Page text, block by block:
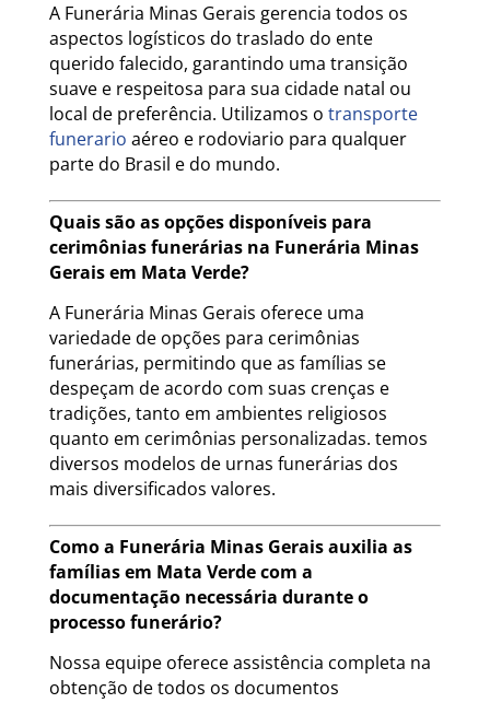
A Funerária Minas Gerais gerencia todos os
aspectos logísticos do traslado do ente
querido falecido, garantindo uma transição
suave e respeitosa para sua cidade natal ou
local de preferência. Utilizamos o transporte
funerario aéreo e rodoviario para qualquer
parte do Brasil e do mundo.
Quais são as opções disponíveis para
cerimônias funerárias na Funerária Minas
Gerais em Mata Verde?
A Funerária Minas Gerais oferece uma
variedade de opções para cerimônias
funerárias, permitindo que as famílias se
despeçam de acordo com suas crenças e
tradições, tanto em ambientes religiosos
quanto em cerimônias personalizadas. temos
diversos modelos de urnas funerárias dos
mais diversificados valores.
Como a Funerária Minas Gerais auxilia as
famílias em Mata Verde com a
documentação necessária durante o
processo funerário?
Nossa equipe oferece assistência completa na
obtenção de todos os documentos